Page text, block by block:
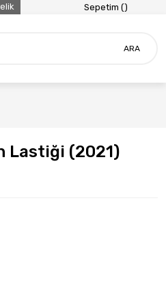
Sepetim ()
ARA
Lastiği (2021)